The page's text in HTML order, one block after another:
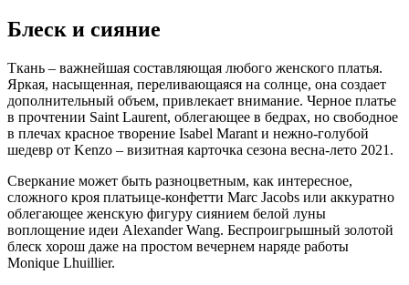
Блеск и сияние
Ткань – важнейшая составляющая любого женского платья.
Яркая, насыщенная, переливающаяся на солнце, она создает
дополнительный объем, привлекает внимание. Черное платье
в прочтении Saint Laurent, облегающее в бедрах, но свободное
в плечах красное творение Isabel Marant и нежно-голубой
шедевр от Kenzo – визитная карточка сезона весна-лето 2021.
Сверкание может быть разноцветным, как интересное,
сложного кроя платьице-конфетти Marc Jacobs или аккуратно
облегающее женскую фигуру сиянием белой луны
воплощение идеи Alexander Wang. Беспроигрышный золотой
блеск хорош даже на простом вечернем наряде работы
Monique Lhuillier.